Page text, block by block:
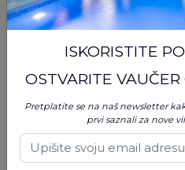
PUNAT, OTOK KRK,
Max. gostiju:
€ 3.565 / tjedan
ISKORISTITE
OSTVARITE VAUČER
Pretplatite se na naš newsletter
prvi saznali za nove